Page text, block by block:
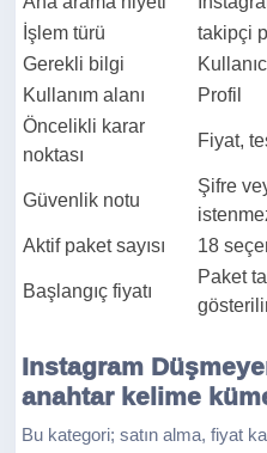
İşlem türü
takipçi
Gerekli bilgi
Kullanım alanı
Profil
Öncelikli karar
noktası
Fiyat,
Güvenlik notu
Şifre
Aktif paket sayısı
18
Başlangıç fiyatı
Paket
Instagram
anahtar kelime
Bu kategori; satın alma, fiyat